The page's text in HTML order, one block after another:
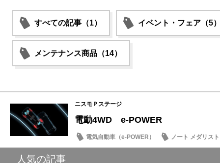
すべての記事（1） イベント・フェア（5
メンテナンス商品（14）
ニスモＰステージ
電動4WD e-POWER
電気自動車（e-POWER）
ノート メダリスト
キックス
人気の記事